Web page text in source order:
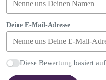
Deine E-Mail-Adresse
Diese Bewertung basiert